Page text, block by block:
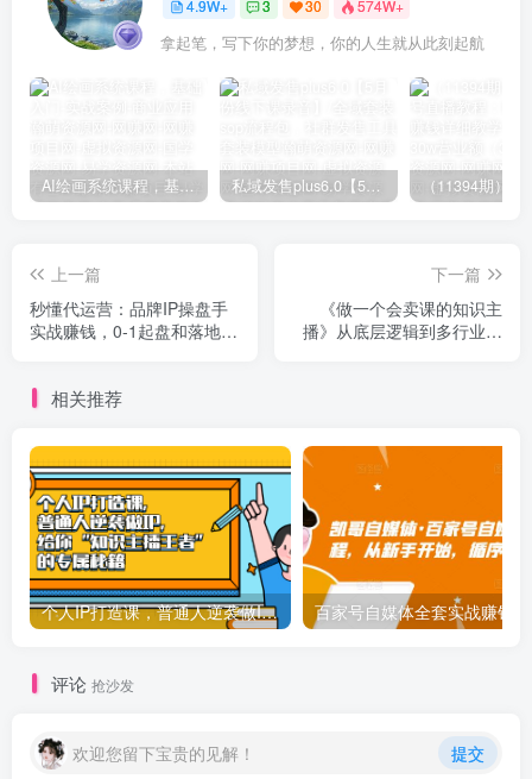
4.9W+ 3 30 574W+
拿起笔，写下你的梦想，你的人生就从此刻起航
AI绘画系统课程，基础入门-实战案例-商业应用 私域发售plus6.0【5月份线下课录音】/全域套装sop流程包，社群发售工具套装模型
上一篇
秒懂代运营：品牌IP操盘手
实战赚钱，0-1起盘和落地实
下一篇
《做一个会卖课的知识主
播》从底层逻辑到多行业实
相关推荐
个人IP打造课，普通人逆袭做IP，给你“知识主播王者”的专属秘籍
评论 抢沙发
欢迎您留下宝贵的见解！ 提交